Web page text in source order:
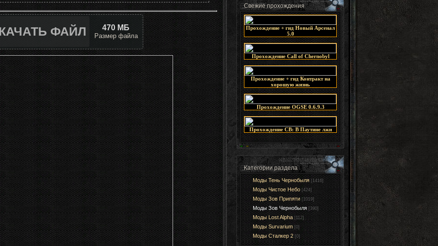
ФАЙЛ 470 МБ
Размер файла
Свежие прохождения
Прохождение + гид Новый Арсенал
5.0
Прохождение Call of Chernobyl
Прохождение + гид Контракт на
хорошую жизнь
Прохождение OGSE 0.6.9.3
Прохождение СВ: В Паутине лжи
Категории раздела
Моды Тень Чернобыля [1416]
Моды Чистое Небо [424]
Моды Зов Припяти [1019]
Моды Зов Чернобыля [390]
Моды Lost Alpha [112]
Моды Survarium [0]
Моды Cталкер 2 [0]